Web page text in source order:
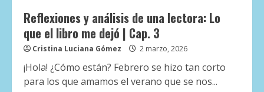
Reflexiones y análisis de una lectora: Lo
que el libro me dejó | Cap. 3
Cristina Luciana Gómez 2 marzo, 2026
¡Hola! ¿Cómo están? Febrero se hizo tan corto
para los que amamos el verano que se nos...